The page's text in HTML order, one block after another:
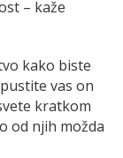
– kaže
kako biste
vas on
kratkom
od njih možda